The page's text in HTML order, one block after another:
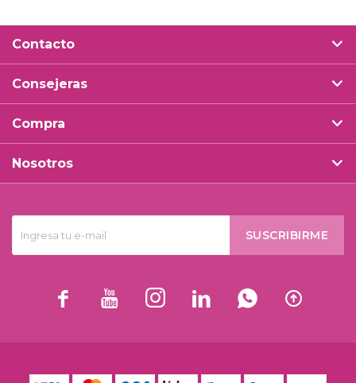
SUSCRIBIRME
     
Contacto
Consejeras
Compra
Nosotros